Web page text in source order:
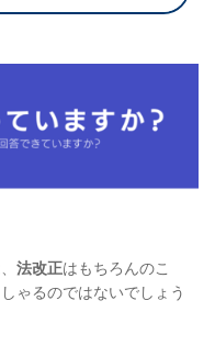
法改正はもちろんのこ
ゃるのではないでしょう